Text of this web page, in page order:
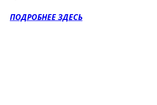
ПОДРОБНЕЕ ЗДЕСЬ